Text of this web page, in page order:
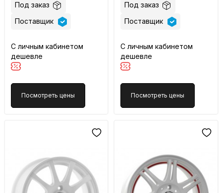
Под заказ
Поставщик
С личным кабинетом
дешевле
Посмотреть цены
Под заказ
Поставщик
С личным кабинетом
дешевле
Посмотреть цены